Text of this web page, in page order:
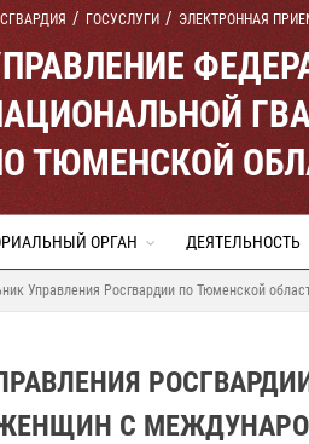
ГОСУСЛУГИ ЭЛЕКТРОННАЯ
ТЮМЕНСКОЙ
ОРГАН ДЕЯТЕЛЬНОСТЬ
Управления Росгвардии по Тюменской
С